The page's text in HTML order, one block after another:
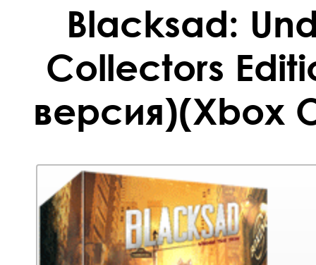
Blacksad:
Collectors
версия)(Xbox